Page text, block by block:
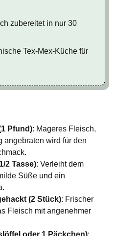
zubereitet in nur 30
Tex-Mex-Küche für
Pfund): Mageres Fleisch,
angebraten wird für den
2 Tasse): Verleiht dem
Süße und ein
(2 Stück): Frischer
Fleisch mit angenehmer
oder 1 Päckchen):